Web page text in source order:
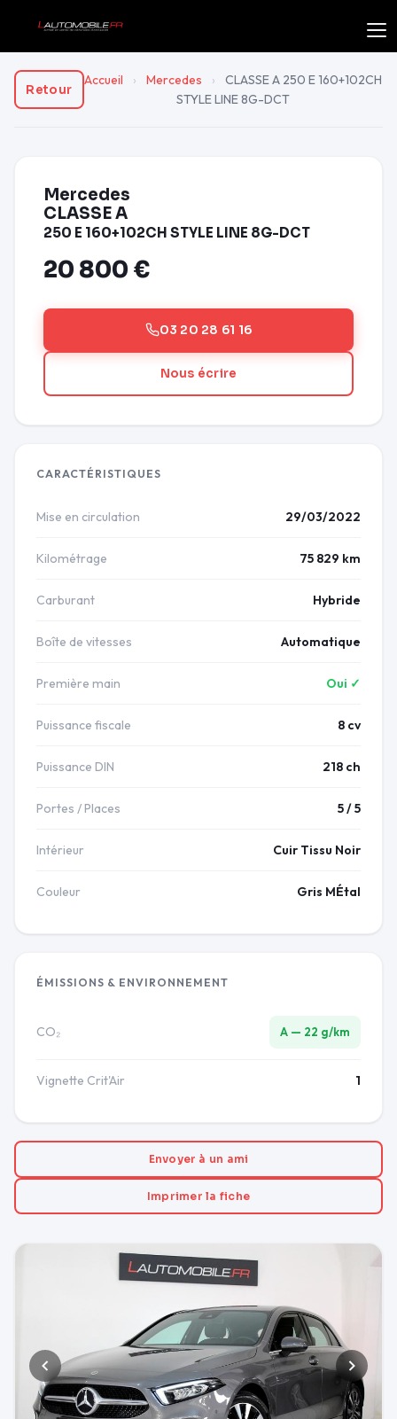
Retour
Accueil › Mercedes ›
CLASSE A 250 E 160+102CH
STYLE LINE 8G-DCT
Mercedes
CLASSE A
250 E 160+102CH STYLE LINE 8G-DCT
20 800 €
03 20 28 61 16
Nous écrire
CARACTÉRISTIQUES
Mise en circulation 29/03/2022
Kilométrage 75 829 km
Carburant Hybride
Boîte de vitesses Automatique
Première main Oui ✓
Puissance fiscale 8 cv
Puissance DIN 218 ch
Portes / Places 5 / 5
Intérieur Cuir Tissu Noir
Couleur Gris MÉtal
ÉMISSIONS & ENVIRONNEMENT
CO₂ A — 22 g/km
Vignette Crit'Air 1
Envoyer à un ami
Imprimer la fiche